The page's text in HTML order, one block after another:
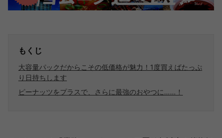
もくじ
大容量パックだからこその低価格が魅力！1度買えばたっぷ
り日持ちします
ピーナッツをプラスで、さらに最強のおやつに……！